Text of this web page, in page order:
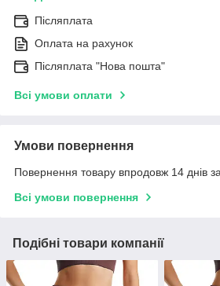
Післяплата
Оплата на рахунок
Післяплата "Нова пошта"
Всі умови оплати
Умови повернення
Повернення товару впродовж 14 днів
Всі умови повернення
Подібні товари компанії